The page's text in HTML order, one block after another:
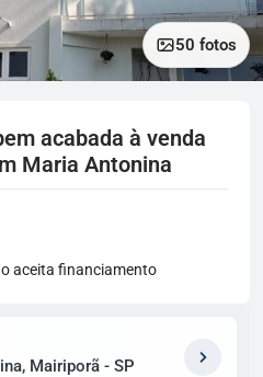
50 fotos
acabada à venda
Maria Antonina
aceita financiamento
Mairiporã - SP